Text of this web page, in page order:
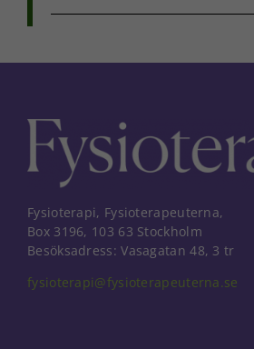
Fysioterapi, Fysioterapeuterna,
Box 3196, 103 63 Stockholm
Besöksadress: Vasagatan 48, 3 tr
fysioterapi@fysioterapeuterna.se